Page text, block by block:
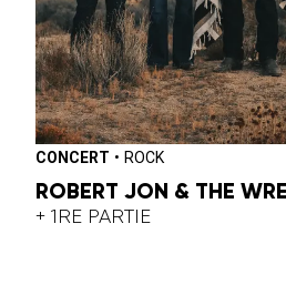
CONCERT • ROCK
ROBERT JON & THE
+ 1RE PARTIE